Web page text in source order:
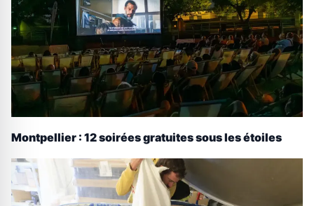
Montpellier : 12 soirées gratuites sous les étoiles